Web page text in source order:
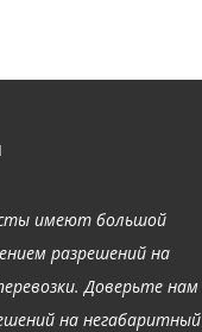
имеют большой
разрешений на
Доверьте нам
на негабаритный